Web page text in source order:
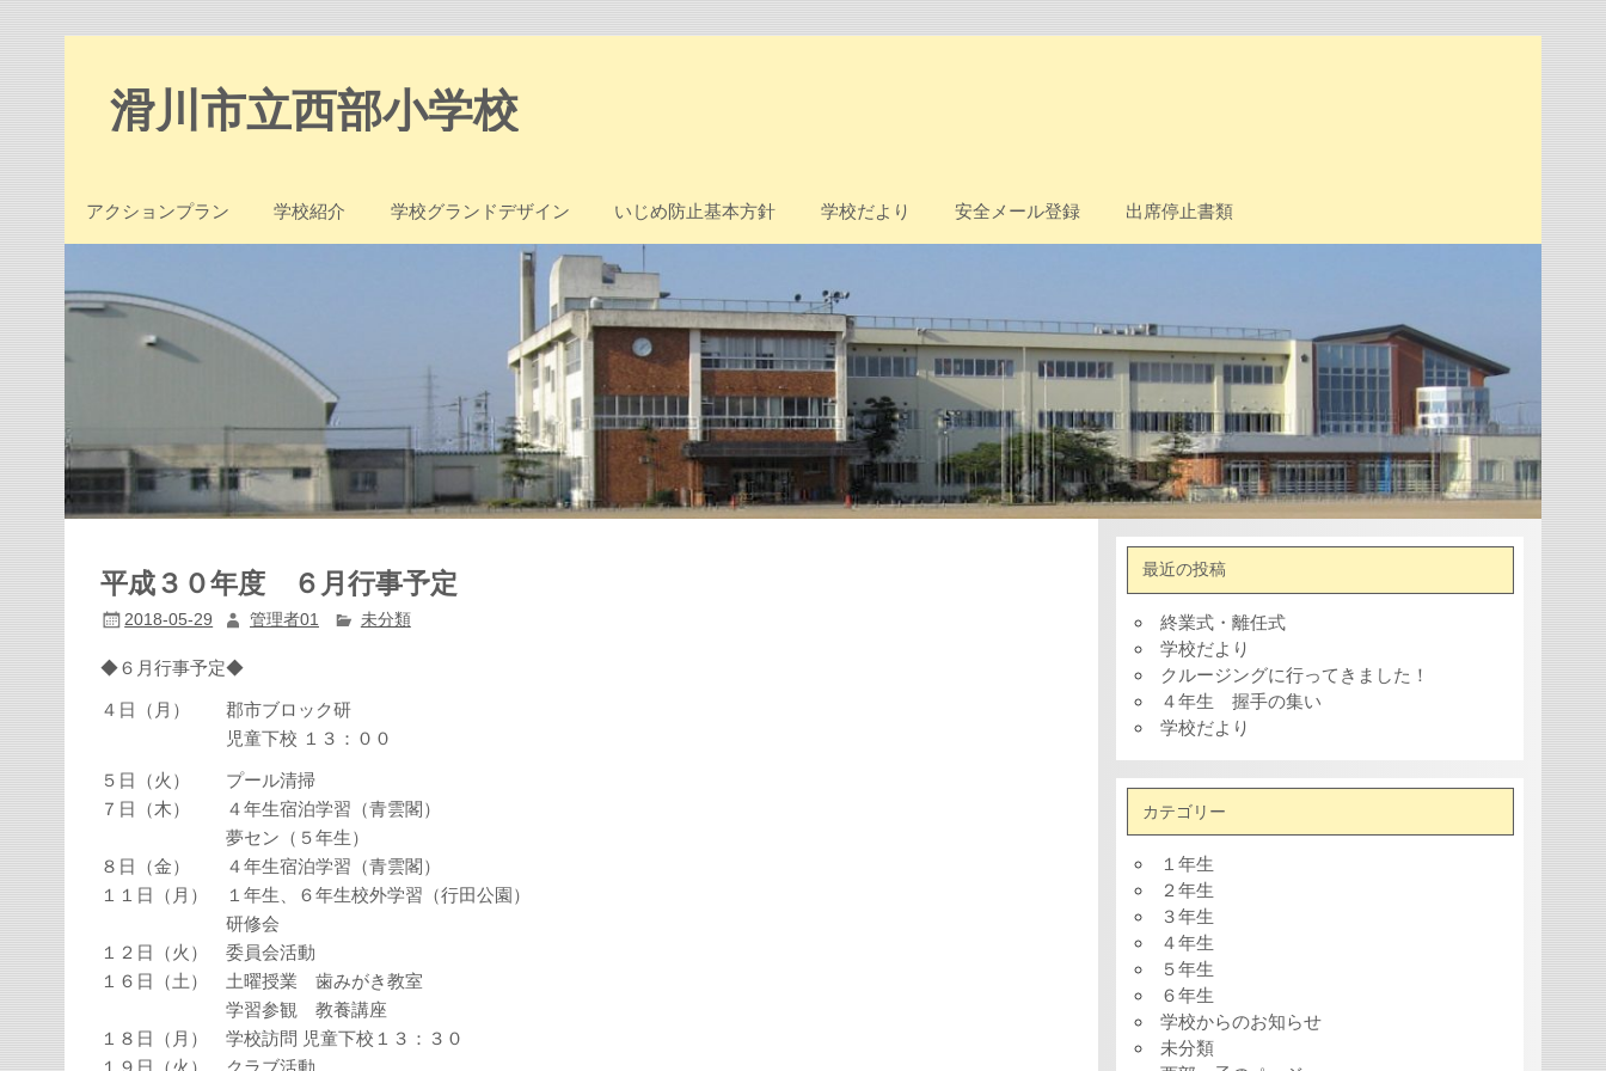
滑川市立西部小学校
アクションプラン 学校紹介 学校グランドデザイン いじめ防止基本方針 学校だより 安全メール登録 出席停止書類
平成３０年度 ６月行事予定
2018-05-29 管理者01 未分類
◆６月行事予定◆
４日（月）
郡市ブロック研
児童下校 １３：００
５日（火） プール清掃
７日（木） ４年生宿泊学習（青雲閣）
夢セン（５年生）
８日（金） ４年生宿泊学習（青雲閣）
１１日（月） １年生、６年生校外学習（行田公園）
研修会
１２日（火） 委員会活動
１６日（土） 土曜授業 歯みがき教室
学習参観 教養講座
１８日（月） 学校訪問 児童下校１３：３０
最近の投稿
終業式・離任式
学校だより
クルージングに行ってきました！
４年生 握手の集い
学校だより
カテゴリー
１年生
２年生
３年生
４年生
５年生
６年生
学校からのお知らせ
未分類